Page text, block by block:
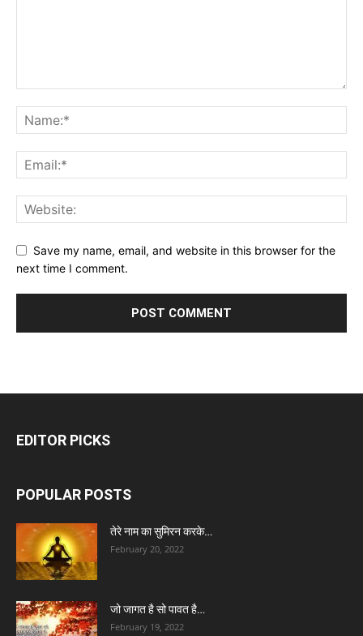
Save my name, email, and website in this browser for the
next time I comment.
EDITOR PICKS
POPULAR POSTS
तेरे नाम का सुमिरन करके…
February 20, 2022
जो जागत है सो पावत है…
February 19, 2022